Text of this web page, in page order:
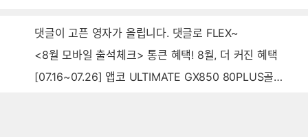
댓글이 고픈 영자가 올립니다. 댓글로 FLEX~
<8월 모바일 출석체크> 통큰 혜택! 8월, 더 커진 혜택
[07.16~07.26] 앱코 ULTIMATE GX850 80PLUS골드 풀모듈러 ATX3.0 블랙